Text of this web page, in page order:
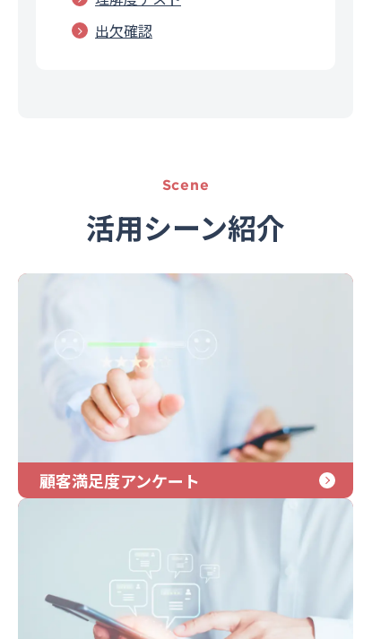
出欠確認
Scene
活用シーン紹介
顧客満足度アンケート